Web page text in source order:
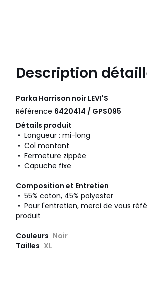
Description
Parka Harrison noir LEVI'S
Référence 6420414 / GPS095
Détails produit
• Longueur : mi-long
• Col montant
• Fermeture zippée
• Capuche fixe
Composition et Entretien
• 55% coton, 45% polyester
• Pour l'entretien, merci de vous
produit
Couleurs Noir
Tailles XL